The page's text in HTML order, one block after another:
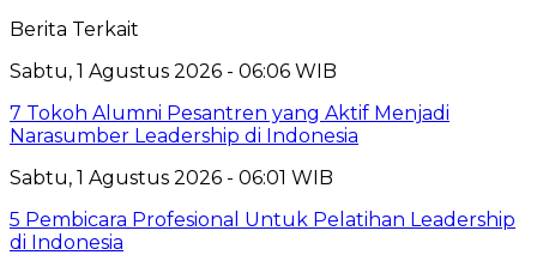
Berita Terkait
Sabtu, 1 Agustus 2026 - 06:06 WIB
7 Tokoh Alumni Pesantren yang Aktif Menjadi
Narasumber Leadership di Indonesia
Sabtu, 1 Agustus 2026 - 06:01 WIB
5 Pembicara Profesional Untuk Pelatihan Leadership
di Indonesia